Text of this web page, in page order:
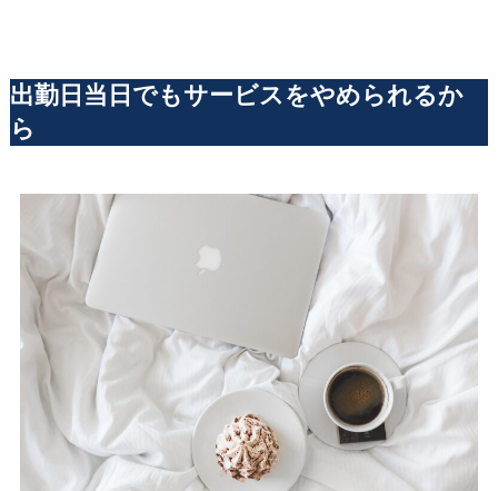
出勤日当日でもサービスをやめられるか
ら